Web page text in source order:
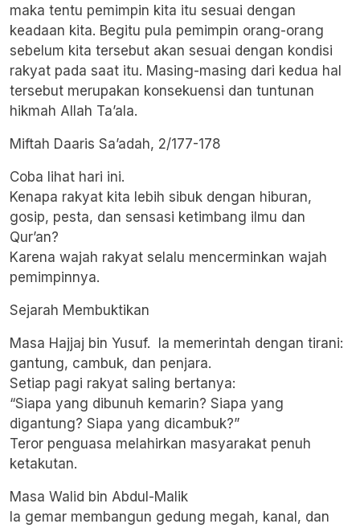
maka tentu pemimpin kita itu sesuai dengan
keadaan kita. Begitu pula pemimpin orang-orang
sebelum kita tersebut akan sesuai dengan kondisi
rakyat pada saat itu. Masing-masing dari kedua hal
tersebut merupakan konsekuensi dan tuntunan
hikmah Allah Ta’ala.
Miftah Daaris Sa’adah, 2/177-178
Coba lihat hari ini.
Kenapa rakyat kita lebih sibuk dengan hiburan,
gosip, pesta, dan sensasi ketimbang ilmu dan
Qur’an?
Karena wajah rakyat selalu mencerminkan wajah
pemimpinnya.
Sejarah Membuktikan
Masa Hajjaj bin Yusuf. Ia memerintah dengan tirani:
gantung, cambuk, dan penjara.
Setiap pagi rakyat saling bertanya:
“Siapa yang dibunuh kemarin? Siapa yang
digantung? Siapa yang dicambuk?”
Teror penguasa melahirkan masyarakat penuh
ketakutan.
Masa Walid bin Abdul-Malik
Ia gemar membangun gedung megah, kanal, dan